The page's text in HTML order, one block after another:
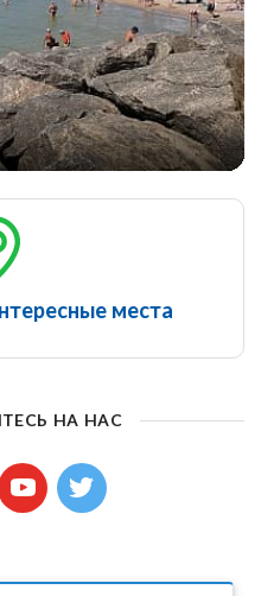
места
НА НАС